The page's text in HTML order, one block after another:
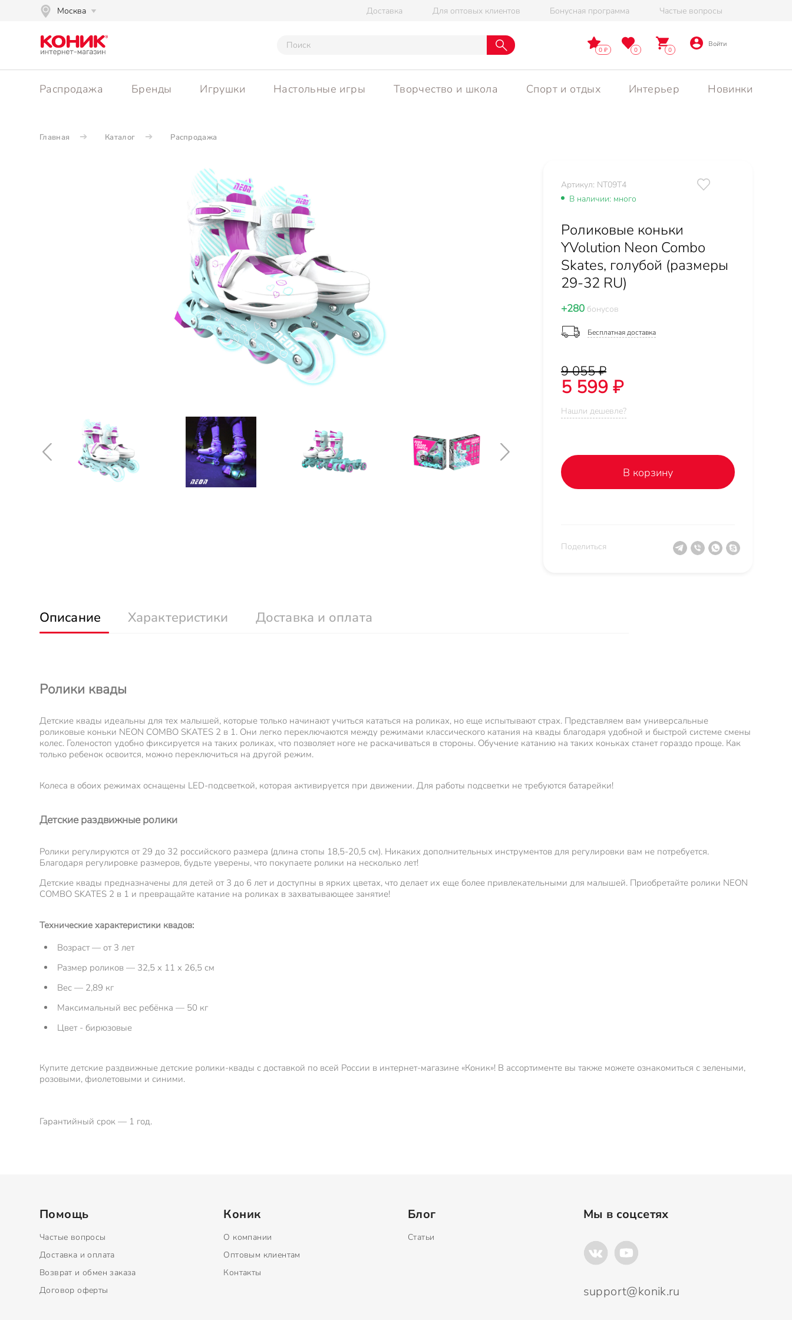
Москва Доставка Для оптовых клиентов Бонусная программа Частые вопросы
0 0 0
Войти
Распродажа Бренды Игрушки Настольные игры Творчество и школа Спорт и отдых Интерьер Новинки
Главная Каталог Распродажа
Артикул: NT09T4
В наличии: много
Роликовые коньки
YVolution Neon Combo
Skates, голубой (размеры
29-32 RU)
+280бонусов
Бесплатная доставка
9 055 ₽
5 599 ₽
Нашли дешевле?
В корзину
Поделиться
Описание Характеристики Доставка и оплата
Ролики квады
Детские квады идеальны для тех малышей, которые только начинают учиться кататься на роликах, но еще испытывают страх. Представляем вам универсальные
роликовые коньки NEON COMBO SKATES 2 в 1. Они легко переключаются между режимами классического катания на квады благодаря удобной и быстрой системе смены
колес. Голеностоп удобно фиксируется на таких роликах, что позволяет ноге не раскачиваться в стороны. Обучение катанию на таких коньках станет гораздо проще. Как
только ребенок освоится, можно переключиться на другой режим.
Колеса в обоих режимах оснащены LED-подсветкой, которая активируется при движении. Для работы подсветки не требуются батарейки!
Детские раздвижные ролики
Ролики регулируются от 29 до 32 российского размера (длина стопы 18,5-20,5 см). Никаких дополнительных инструментов для регулировки вам не потребуется.
Благодаря регулировке размеров, будьте уверены, что покупаете ролики на несколько лет!
Детские квады предназначены для детей от 3 до 6 лет и доступны в ярких цветах, что делает их еще более привлекательными для малышей. Приобретайте ролики NEON
COMBO SKATES 2 в 1 и превращайте катание на роликах в захватывающее занятие!
Технические характеристики квадов:
Возраст — от 3 лет
Размер роликов — 32,5 х 11 х 26,5 см
Вес — 2,89 кг
Максимальный вес ребёнка — 50 кг
Цвет - бирюзовые
Купите детские раздвижные детские ролики-квады с доставкой по всей России в интернет-магазине «Коник»! В ассортименте вы также можете ознакомиться с зелеными,
розовыми, фиолетовыми и синими.
Гарантийный срок — 1 год.
Помощь
Частые вопросы
Доставка и оплата
Возврат и обмен заказа
Договор оферты
Коник
О компании
Оптовым клиентам
Контакты
Блог
Статьи
Мы в соцсетях
support@konik.ru